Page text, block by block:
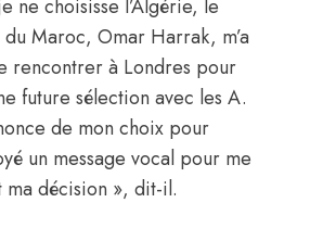
ne choisisse l’Algérie, le
Maroc, Omar Harrak, m’a
rencontrer à Londres pour
future sélection avec les A.
de mon choix pour
un message vocal pour me
décision », dit-il.